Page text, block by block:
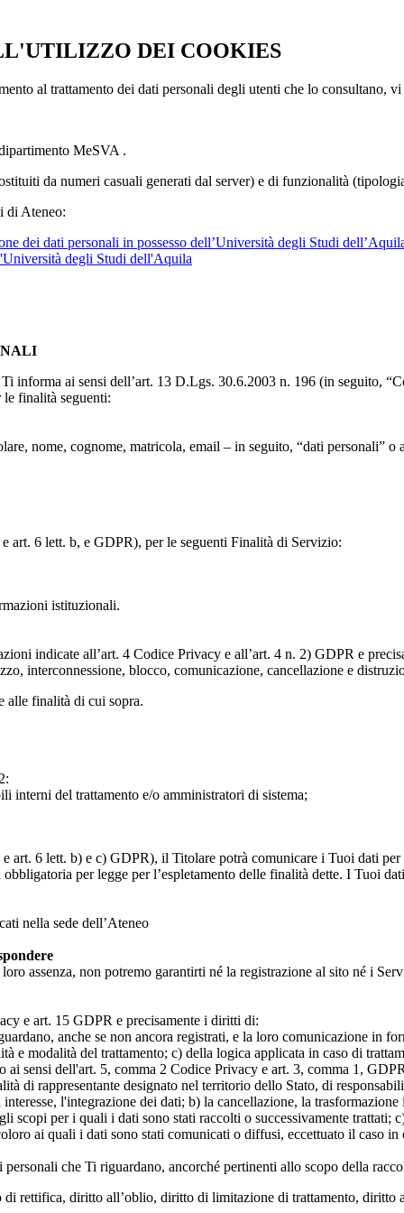
DEI COOKIES
al trattamento dei dati personali degli utenti che lo consultano,
MeSVA .
da numeri casuali generati dal server) e di funzionalità
di Ateneo:
dei dati personali in possesso dell’Università degli Studi
degli Studi dell'Aquila
informa ai sensi dell’art. 13 D.Lgs. 30.6.2003 n. 196 (in seguito,
finalità seguenti:
nome, cognome, matricola, email – in seguito, “dati personali” o
art. 6 lett. b, e GDPR), per le seguenti Finalità di Servizio:
istituzionali.
indicate all’art. 4 Codice Privacy e all’art. 4 n. 2) GDPR e
interconnessione, blocco, comunicazione, cancellazione e
alle finalità di cui sopra.
interni del trattamento e/o amministratori di sistema;
art. 6 lett. b) e c) GDPR), il Titolare potrà comunicare i Tuoi dati
per legge per l’espletamento delle finalità dette. I Tuoi
nella sede dell’Ateneo
assenza, non potremo garantirti né la registrazione al sito né i
e art. 15 GDPR e precisamente i diritti di:
anche se non ancora registrati, e la loro comunicazione in
e modalità del trattamento; c) della logica applicata in caso di
sensi dell'art. 5, comma 2 Codice Privacy e art. 3, comma 1,
di rappresentante designato nel territorio dello Stato, di
l'integrazione dei dati; b) la cancellazione, la
scopi per i quali i dati sono stati raccolti o successivamente trattati;
ai quali i dati sono stati comunicati o diffusi, eccettuato il caso
che Ti riguardano, ancorché pertinenti allo scopo della
rettifica, diritto all’oblio, diritto di limitazione di trattamento,